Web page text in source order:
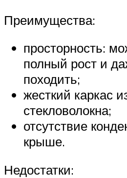
Преимущества:
просторность:
полный рост и
походить;
жесткий каркас
стекловолокна;
отсутствие
крыше.
Недостатки: